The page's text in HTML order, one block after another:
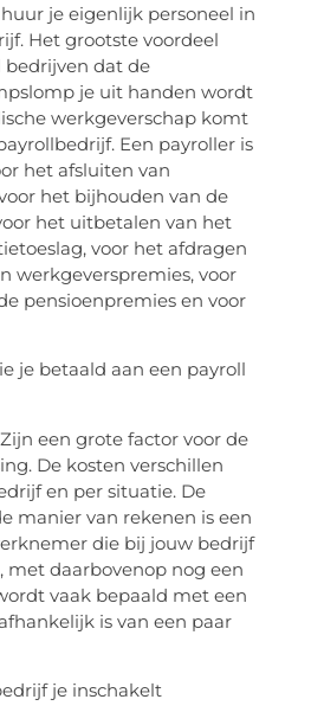
je eigenlijk personeel in
Het grootste voordeel
bedrijven dat de
je uit handen wordt
werkgeverschap komt
Een payroller is
het afsluiten van
het bijhouden van de
het uitbetalen van het
voor het afdragen
werkgeverspremies, voor
pensioenpremies en voor
je betaald aan een payroll
Zijn een grote factor voor de
De kosten verschillen
en per situatie. De
manier van rekenen is een
die bij jouw bedrijf
met daarbovenop nog een
vaak bepaald met een
is van een paar
je inschakelt